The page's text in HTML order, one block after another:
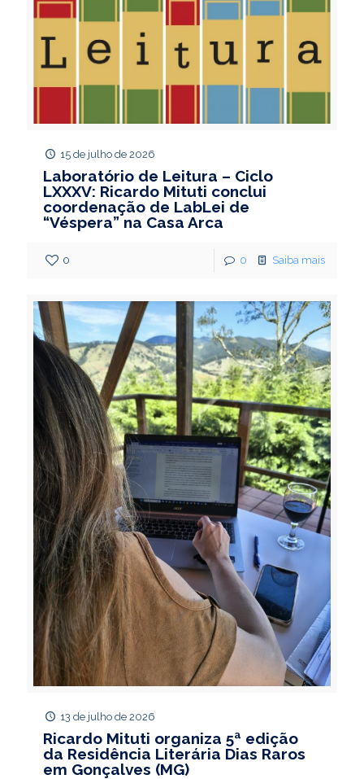
15 de julho de 2026
Laboratório de Leitura – Ciclo
LXXXV: Ricardo Mituti conclui
coordenação de LabLei de
“Véspera” na Casa Arca
0 0 Saiba mais
13 de julho de 2026
Ricardo Mituti organiza 5ª edição
da Residência Literária Dias Raros
em Gonçalves (MG)